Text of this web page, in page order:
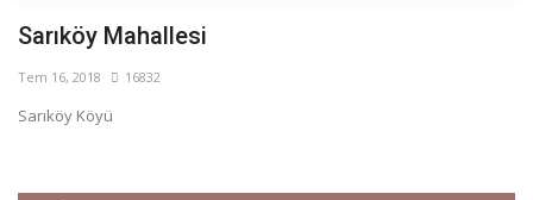
Sarıköy Mahallesi
Tem 16, 2018 16832
Sarıköy Köyü